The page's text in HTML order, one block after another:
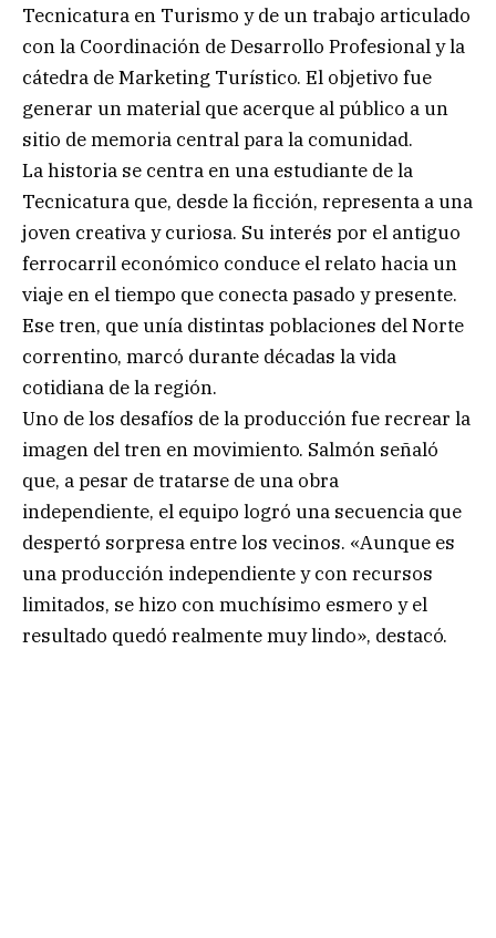
Tecnicatura en Turismo y de un trabajo articulado
con la Coordinación de Desarrollo Profesional y la
cátedra de Marketing Turístico. El objetivo fue
generar un material que acerque al público a un
sitio de memoria central para la comunidad.
La historia se centra en una estudiante de la
Tecnicatura que, desde la ficción, representa a una
joven creativa y curiosa. Su interés por el antiguo
ferrocarril económico conduce el relato hacia un
viaje en el tiempo que conecta pasado y presente.
Ese tren, que unía distintas poblaciones del Norte
correntino, marcó durante décadas la vida
cotidiana de la región.
Uno de los desafíos de la producción fue recrear la
imagen del tren en movimiento. Salmón señaló
que, a pesar de tratarse de una obra
independiente, el equipo logró una secuencia que
despertó sorpresa entre los vecinos. «Aunque es
una producción independiente y con recursos
limitados, se hizo con muchísimo esmero y el
resultado quedó realmente muy lindo», destacó.